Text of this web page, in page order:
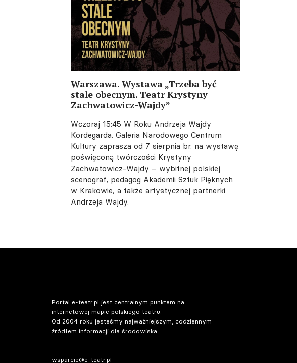
Warszawa. Wystawa „Trzeba być
stale obecnym. Teatr Krystyny
Zachwatowicz-Wajdy”
Wczoraj 15:45 W Roku Andrzeja Wajdy
Kordegarda. Galeria Narodowego Centrum
Kultury zaprasza od 7 sierpnia br. na wystawę
poświęconą twórczości Krystyny
Zachwatowicz-Wajdy – wybitnej polskiej
scenograf, pedagog Akademii Sztuk Pięknych
w Krakowie, a także artystycznej partnerki
Andrzeja Wajdy.
Portal e-teatr.pl jest centralnym punktem na
internetowej mapie polskiego teatru.
Od 2004 roku jesteśmy najważniejszym, codziennym
źródłem informacji dla środowiska.
wsparcie@e-teatr.pl